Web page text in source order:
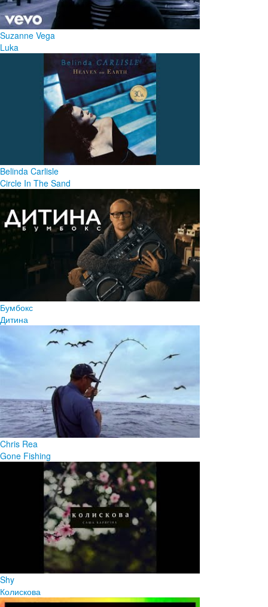
Suzanne Vega
Luka
Belinda Carlisle
Circle In The Sand
Бумбокс
Дитина
Chris Rea
Gone Fishing
Shy
Колискова